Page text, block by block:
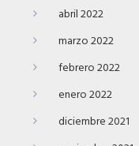
abril 2022
marzo 2022
febrero 2022
enero 2022
diciembre 2021